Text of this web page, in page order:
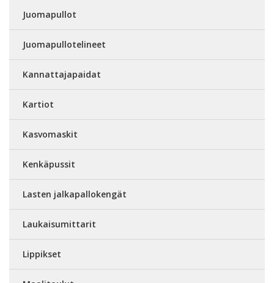
Juomapullot
Juomapullotelineet
Kannattajapaidat
Kartiot
Kasvomaskit
Kenkäpussit
Lasten jalkapallokengät
Laukaisumittarit
Lippikset